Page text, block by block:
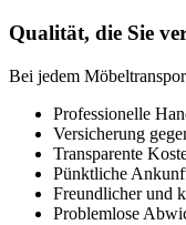
Qualität, die Sie
Bei jedem
Professionelle
Versicherung
Transparente
Pünktliche
Freundlicher und
Problemlose